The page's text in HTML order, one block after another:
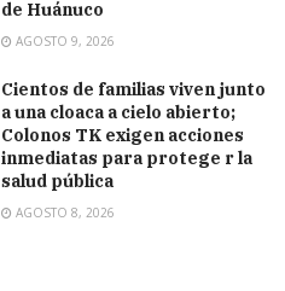
de Huánuco
AGOSTO 9, 2026
Cientos de familias viven junto
a una cloaca a cielo abierto;
Colonos TK exigen acciones
inmediatas para protege r la
salud pública
AGOSTO 8, 2026